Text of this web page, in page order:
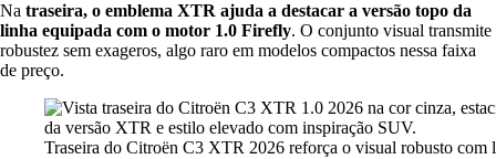
Na traseira, o emblema XTR ajuda a destacar a versão topo da
linha equipada com o motor 1.0 Firefly. O conjunto visual transmite
robustez sem exageros, algo raro em modelos compactos nessa faixa
de preço.
Traseira do Citroën C3 XTR 2026 reforça o visual robusto com